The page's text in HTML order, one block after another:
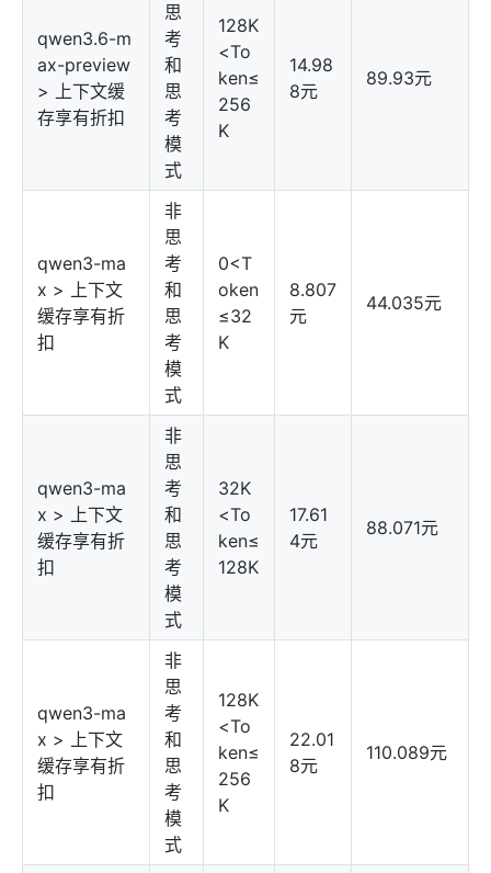
qwen3.6-m
ax-preview
> 上下文缓
存享有折扣
思
考
和
思
考
模
式
128K
<To
ken≤
256
K
14.98
8元
89.93元
qwen3-ma
x > 上下文
缓存享有折
扣
非
思
考
和
思
考
模
式
0<T
oken
≤32
K
8.807
元
44.035元
qwen3-ma
x > 上下文
缓存享有折
扣
非
思
考
和
思
考
模
式
32K
<To
ken≤
128K
17.61
4元
88.071元
qwen3-ma
x > 上下文
缓存享有折
扣
非
思
考
和
思
考
模
式
128K
<To
ken≤
256
K
22.01
8元
110.089元